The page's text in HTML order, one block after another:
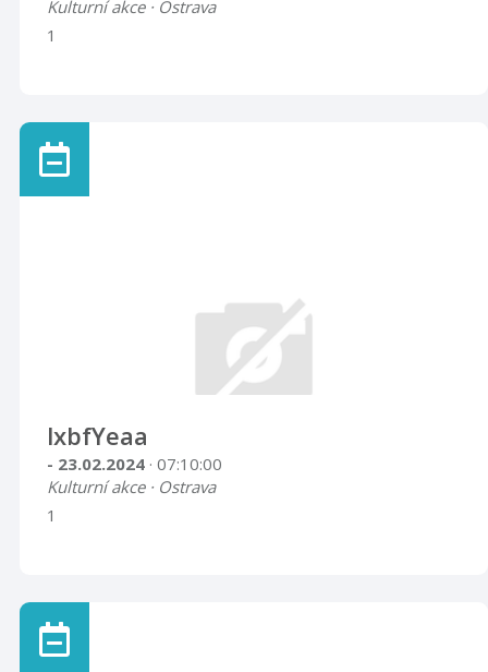
Kulturní akce · Ostrava
1
lxbfYeaa
- 23.02.2024 · 07:10:00
Kulturní akce · Ostrava
1